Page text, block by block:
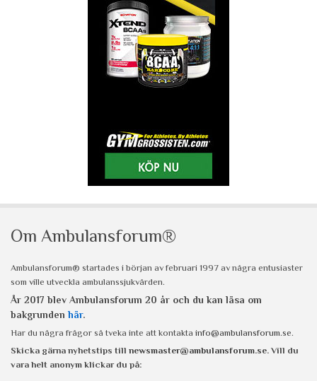
Om Ambulansforum®
Ambulansforum® startades i början av februari 1997 av några entusiaster
som ville utveckla ambulanssjukvården.
År 2017 blev Ambulansforum 20 år och du kan läsa om
bakgrunden här.
Har du några frågor så tveka inte att kontakta info@ambulansforum.se.
Skicka gärna nyhetstips till newsmaster@ambulansforum.se. Vill du
vara helt anonym klickar du på: